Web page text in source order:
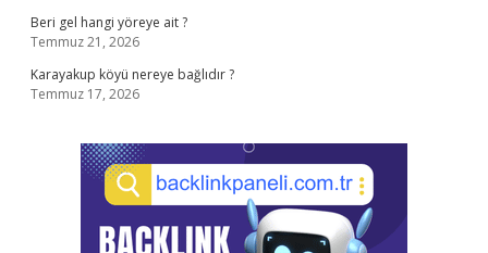
Beri gel hangi yöreye ait ?
Temmuz 21, 2026
Karayakup köyü nereye bağlıdır ?
Temmuz 17, 2026